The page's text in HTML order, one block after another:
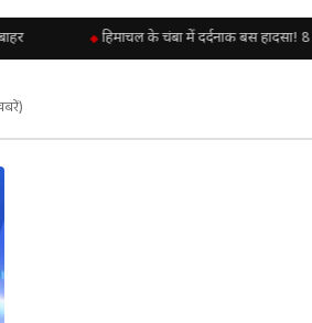
हिमाचल के चंबा में दर्दनाक बस हादसा! 8